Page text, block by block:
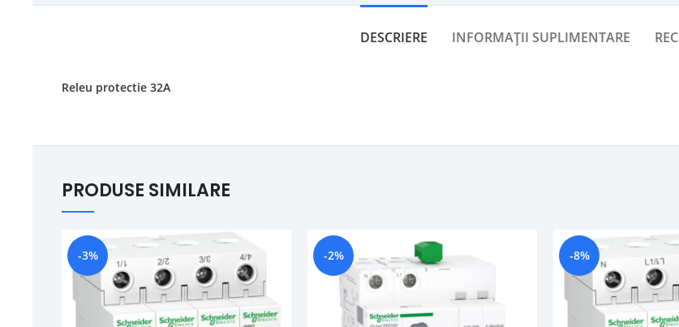
DESCRIERE INFORMAȚII SUPLIMENTARE
Releu protectie 32A
PRODUSE SIMILARE
-3% -2% -8%